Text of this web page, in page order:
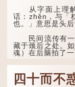
有不同，但意思
那么，这句话
朴素观察：如果
确...
从字面上理解
话：zhěn，与「
也。」意思是头
民间流传有一
藏于颈后之处。
魂）在后脑拍了
因此...
四十而不